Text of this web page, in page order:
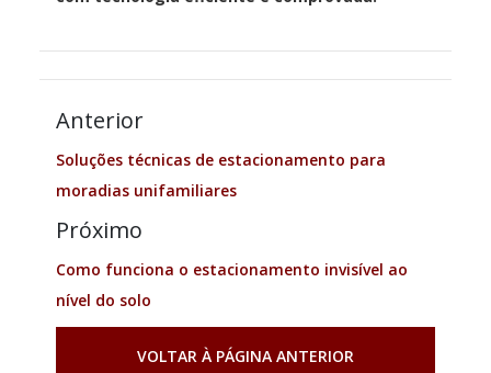
Anterior
Soluções técnicas de estacionamento para
moradias unifamiliares
Próximo
Como funciona o estacionamento invisível ao
nível do solo
VOLTAR À PÁGINA ANTERIOR